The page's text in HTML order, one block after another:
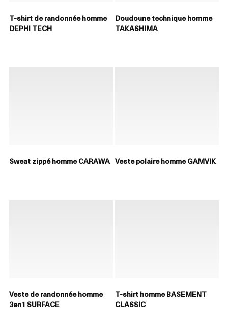
T-shirt de randonnée homme
DEPHI TECH
Doudoune technique homme
TAKASHIMA
Sweat zippé homme CARAWA Veste polaire homme GAMVIK
Veste de randonnée homme
3en1 SURFACE
T-shirt homme BASEMENT
CLASSIC